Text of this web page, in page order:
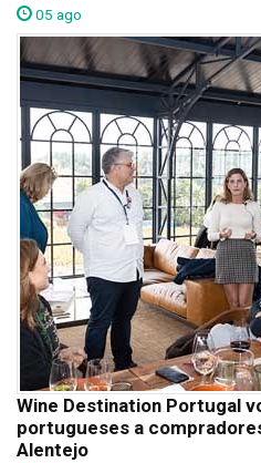
05 ago
Wine Destination Portugal
portugueses a
Alentejo